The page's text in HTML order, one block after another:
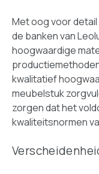
Met oog voor
de banken van
hoogwaardige
kwalitatief
meubelstuk
zorgen dat het
kwaliteitsnormen